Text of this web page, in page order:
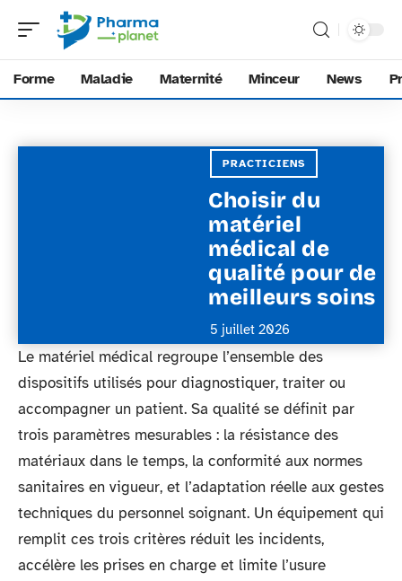
Forme Maladie Maternité Minceur News
PRACTICIENS
Choisir du
matériel
médical de
qualité pour de
meilleurs soins
5 juillet 2026
Le matériel médical regroupe l’ensemble des
dispositifs utilisés pour diagnostiquer, traiter ou
accompagner un patient. Sa qualité se définit par
trois paramètres mesurables : la résistance des
matériaux dans le temps, la conformité aux normes
sanitaires en vigueur, et l’adaptation réelle aux gestes
techniques du personnel soignant. Un équipement qui
remplit ces trois critères réduit les incidents,
accélère les prises en charge et limite l’usure